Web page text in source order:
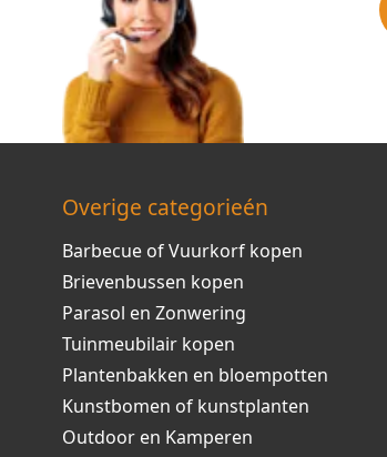
Overige categorieén
Barbecue of Vuurkorf kopen
Brievenbussen kopen
Parasol en Zonwering
Tuinmeubilair kopen
Plantenbakken en bloempotten
Kunstbomen of kunstplanten
Outdoor en Kamperen